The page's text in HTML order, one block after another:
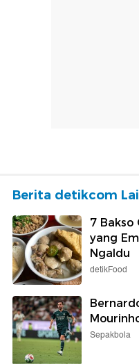
Berita detikcom
7 Bakso
yang
Ngaldu
detikFood
Sepakbola